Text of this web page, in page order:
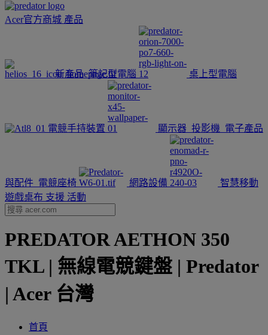
Acer官方商城 產品
新產品 筆記型電腦 桌上型電腦
電競手持裝置 顯示器 投影機 電子產品
與配件 電競座椅 網路設備
智慧移動
遊戲桌布 支援 活動
PREDATOR AETHON 350
TKL | 無線電競鍵盤 | Predator
| Acer 台灣
首頁